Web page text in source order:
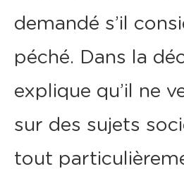
demandé s’il
péché. Dans la
explique qu’il ne
sur des sujets
tout